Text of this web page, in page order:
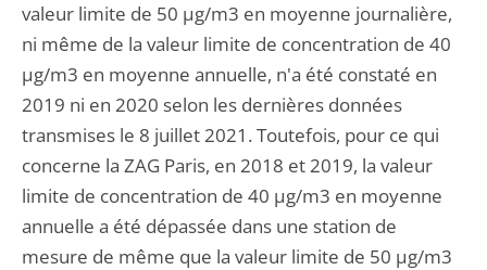
valeur limite de 50 µg/m3 en moyenne journalière,
ni même de la valeur limite de concentration de 40
µg/m3 en moyenne annuelle, n'a été constaté en
2019 ni en 2020 selon les dernières données
transmises le 8 juillet 2021. Toutefois, pour ce qui
concerne la ZAG Paris, en 2018 et 2019, la valeur
limite de concentration de 40 µg/m3 en moyenne
annuelle a été dépassée dans une station de
mesure de même que la valeur limite de 50 µg/m3